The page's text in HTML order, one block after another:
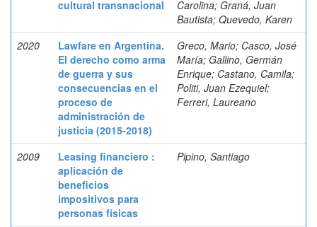
cultural transnacional
Carolina; Graná, Juan
Bautista; Quevedo, Karen
2020
Lawfare en Argentina.
El derecho como arma
de guerra y sus
consecuencias en el
proceso de
administración de
justicia (2015-2018)
Greco, Mario; Casco, José
María; Gallino, Germán
Enrique; Castano, Camila;
Politi, Juan Ezequiel;
Ferreri, Laureano
2009
Leasing financiero :
aplicación de
beneficios
impositivos para
personas físicas
Pipino, Santiago